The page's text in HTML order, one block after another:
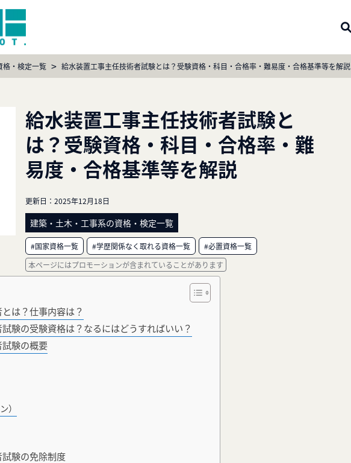
格・検定一覧 > 給水装置工事主任技術者試験とは？受験資格・科目・合格率・難易度・合格基準等を解説
給水装置工事主任技術者試験と
は？受験資格・科目・合格率・難
易度・合格基準等を解説
更新日：2025年12月18日
建築・土木・工事系の資格・検定一覧
#国家資格一覧 #学歴関係なく取れる資格一覧
#必置資格一覧
本ページにはプロモーションが含まれていることがあります
は？仕事内容は？
験の受験資格は？なるにはどうすればいい？
験の概要
）
験の免除制度